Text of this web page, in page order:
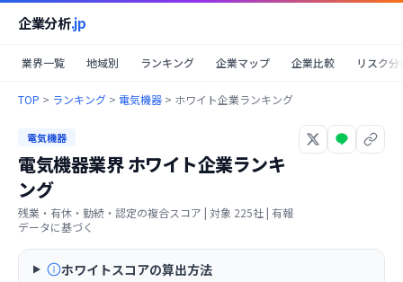
企業分析.jp
業界一覧 地域別 ランキング 企業マップ 企業比較 リスク分
TOP > ランキング > 電気機器 > ホワイト企業ランキング
電気機器
電気機器業界ホワイト企業ランキ
ング
残業・有休・勤続・認定の複合スコア | 対象 225社 | 有報
データに基づく
ホワイトスコアの算出方法